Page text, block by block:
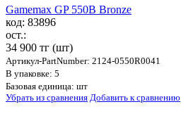
Gamemax GP 550B Bronze
код: 83896
ост.:
34 900 тг (шт)
Артикул-PartNumber: 2124-0550R0041
В упаковке: 5
Базовая единица: шт
Убрать из сравнения Добавить к сравнению